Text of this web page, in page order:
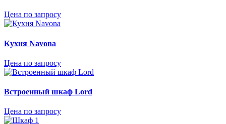
Цена по запросу
Кухня Navona
Цена по запросу
Встроенный шкаф Lord
Цена по запросу